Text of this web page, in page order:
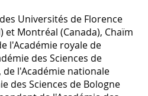
Universités de Florence
et Montréal (Canada), Chaïm
l'Académie royale de
des Sciences de
de l'Académie nationale
des Sciences de Bologne